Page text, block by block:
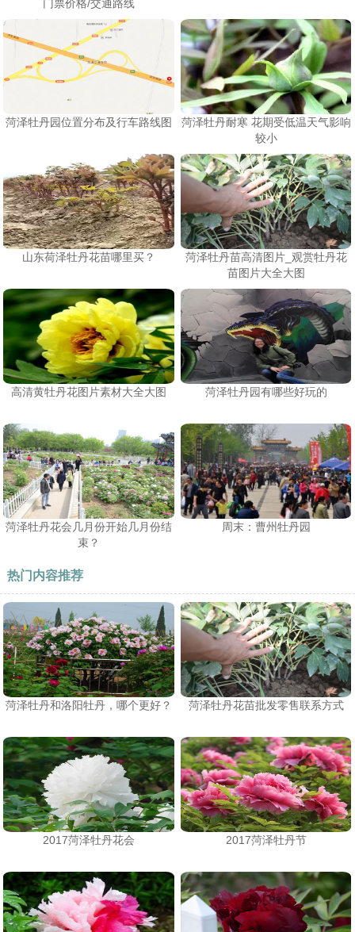
门票价格/交通路线
​菏泽牡丹园位置分布及行车路线图
菏泽牡丹耐寒 花期受低温天气影响
较小
山东荷泽牡丹花苗哪里买？
菏泽牡丹苗高清图片_观赏牡丹花
苗图片大全大图
高清黄牡丹花图片素材大全大图 ​菏泽牡丹园有哪些好玩的
菏泽牡丹花会几月份开始几月份结
束？
周末：曹州牡丹园
热门内容推荐
菏泽牡丹和洛阳牡丹，哪个更好？ 菏泽牡丹花苗批发零售联系方式
2017菏泽牡丹花会 2017菏泽牡丹节